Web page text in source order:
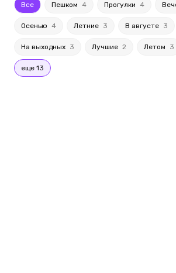
Все Пешком 4 Прогулки 4
Осенью 4 Летние 3 В августе 3
На выходных 3 Лучшие 2 Летом 3
еще 13